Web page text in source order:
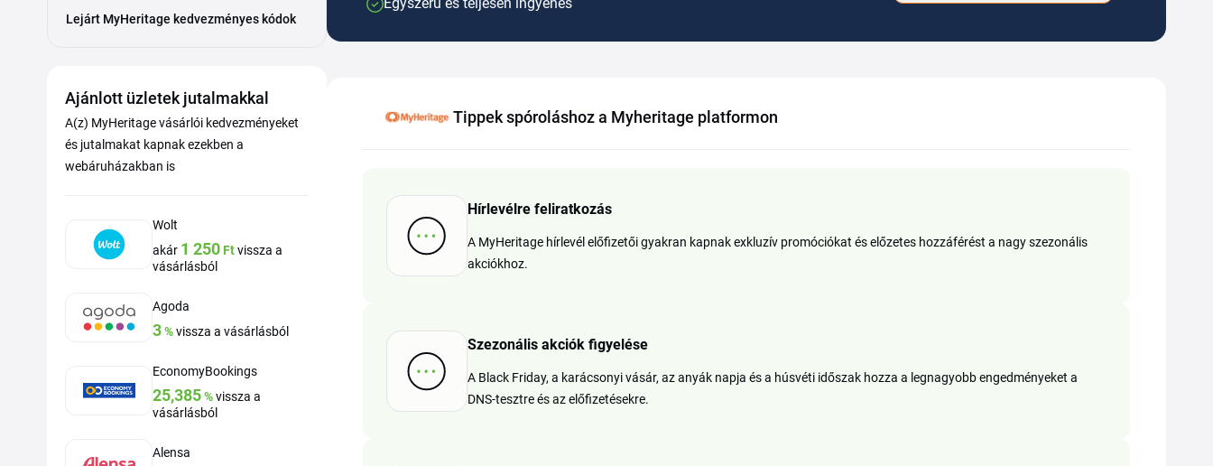
Lejárt MyHeritage kedvezményes kódok
Ajánlott üzletek jutalmakkal
A(z) MyHeritage vásárlói kedvezményeket
és jutalmakat kapnak ezekben a
webáruházakban is
Wolt
akár 1 250 Ftvissza a
vásárlásból
Agoda
3%vissza a vásárlásból
EconomyBookings
25,385%vissza a
vásárlásból
Alensa
Tippek spóroláshoz a Myheritage platformon
Hírlevélre feliratkozás
A MyHeritage hírlevél előfizetői gyakran kapnak exkluzív promóciókat és előzetes hozzáférést a nagy szezonális
akciókhoz.
Szezonális akciók figyelése
A Black Friday, a karácsonyi vásár, az anyák napja és a húsvéti időszak hozza a legnagyobb engedményeket a
DNS-tesztre és az előfizetésekre.